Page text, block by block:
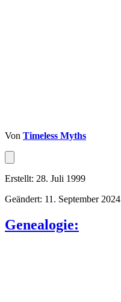
Von Timeless Myths
Erstellt: 28. Juli 1999
Geändert: 11. September 2024
Genealogie: